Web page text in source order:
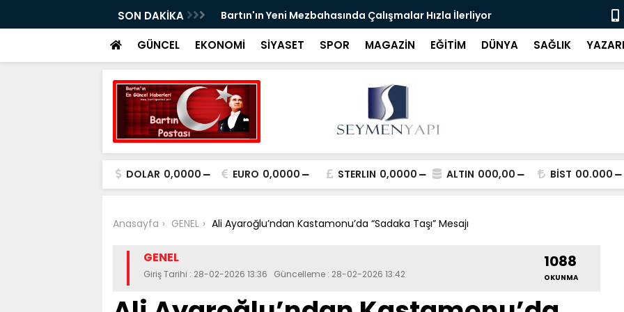
SON DAKİKA Bartın'ın Yeni Mezbahasında Çalışmalar Hızla İlerliyor Yeni
GÜNCEL EKONOMİ SİYASET SPOR MAGAZİN EĞİTİM DÜNYA SAĞLIK
DOLAR 0,0000 EURO 0,0000 STERLIN 0,0000 ALTIN 000,00 BİST 00.000
Anasayfa GENEL Ali Ayaroğlu’ndan Kastamonu’da “Sadaka Taşı” Mesajı
GENEL
Giriş Tarihi : 28-02-2026 13:36 Güncelleme : 28-02-2026 13:42
1088
OKUNMA